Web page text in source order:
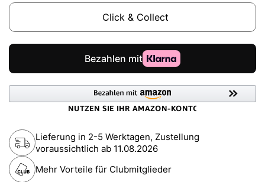
Click & Collect
Lieferung in 2-5 Werktagen, Zustellung
voraussichtlich ab 11.08.2026
Mehr Vorteile für Clubmitglieder